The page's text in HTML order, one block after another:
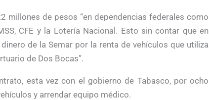
millones de pesos “en dependencias federales como
CFE y la Lotería Nacional. Esto sin contar que en
de la Semar por la renta de vehículos que utiliza
de Dos Bocas”.
esta vez con el gobierno de Tabasco, por ocho
y arrendar equipo médico.